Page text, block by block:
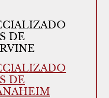
DE
DE